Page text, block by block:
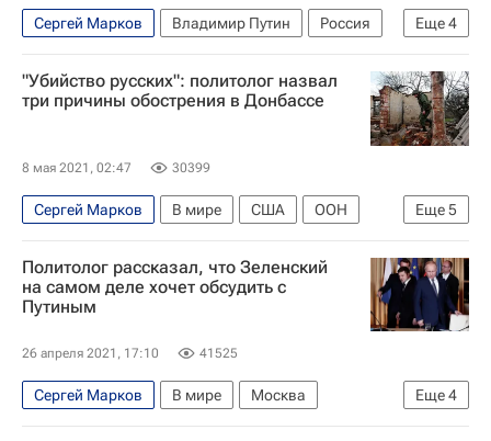
Еще4
Сергей Марков Владимир Путин
Россия
Украина
Министерство финансов РФ (Минфин России)
"Убийство русских": политолог назвал
три причины обострения в Донбассе
8 мая 2021, 02:47 30399
Еще5
Сергей Марков В мире США
ООН
Минск
Донецкая Народная Республика
Луганская Народная Республика
Энтони Блинкен
Политолог рассказал, что Зеленский
на самом деле хочет обсудить с
Путиным
26 апреля 2021, 17:10 41525
Еще4
Сергей Марков В мире
Москва
Владимир Путин
Владимир Зеленский